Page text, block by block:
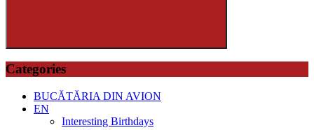
Search
Categories
BUCĂTĂRIA DIN AVION
EN
Interesting Birthdays